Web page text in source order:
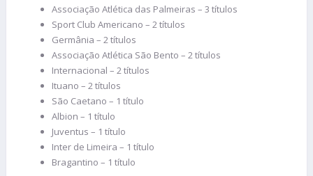
Associação Atlética das Palmeiras – 3 títulos
Sport Club Americano – 2 títulos
Germânia – 2 títulos
Associação Atlética São Bento – 2 títulos
Internacional – 2 títulos
Ituano – 2 títulos
São Caetano – 1 título
Albion – 1 título
Juventus – 1 título
Inter de Limeira – 1 título
Bragantino – 1 título